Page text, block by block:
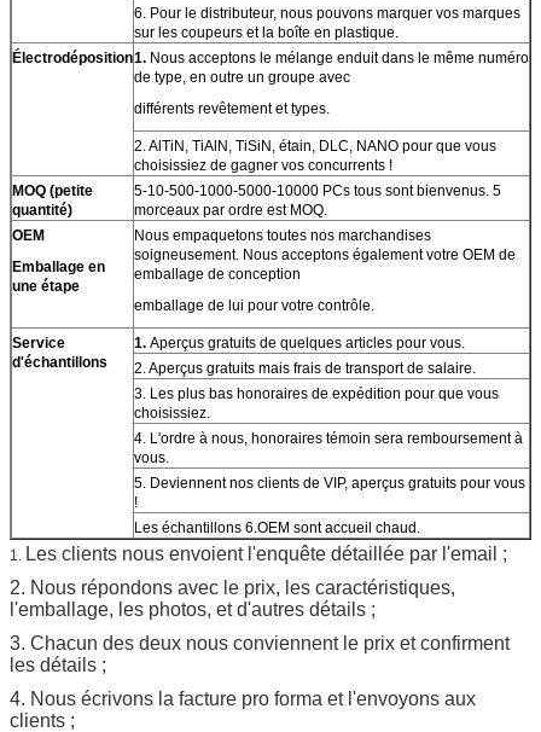
6. Pour le distributeur, nous pouvons marquer vos marques
sur les coupeurs et la boîte en plastique.
Électrodéposition1. Nous acceptons le mélange enduit dans le même numéro
de type, en outre un groupe avec
différents revêtement et types.
2. AlTiN, TiAlN, TiSiN, étain, DLC, NANO pour que vous
choisissiez de gagner vos concurrents !
MOQ (petite
quantité)
5-10-500-1000-5000-10000 PCs tous sont bienvenus. 5
morceaux par ordre est MOQ.
OEM
Emballage en
une étape
Nous empaquetons toutes nos marchandises
soigneusement. Nous acceptons également votre OEM de
emballage de conception
emballage de lui pour votre contrôle.
Service
d'échantillons
1. Aperçus gratuits de quelques articles pour vous.
2. Aperçus gratuits mais frais de transport de salaire.
3. Les plus bas honoraires de expédition pour que vous
choisissiez.
4. L'ordre à nous, honoraires témoin sera remboursement à
vous.
5. Deviennent nos clients de VIP, aperçus gratuits pour vous
!
Les échantillons 6.OEM sont accueil chaud.
1. Les clients nous envoient l'enquête détaillée par l'email ;
2. Nous répondons avec le prix, les caractéristiques,
l'emballage, les photos, et d'autres détails ;
3. Chacun des deux nous conviennent le prix et confirment
les détails ;
4. Nous écrivons la facture pro forma et l'envoyons aux
clients ;